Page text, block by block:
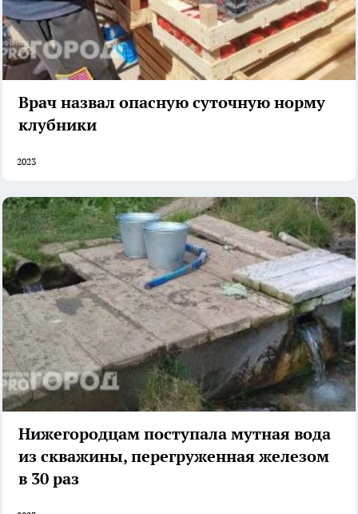
Врач назвал опасную суточную норму
клубники
2023
Нижегородцам поступала мутная вода
из скважины, перегруженная железом
в 30 раз